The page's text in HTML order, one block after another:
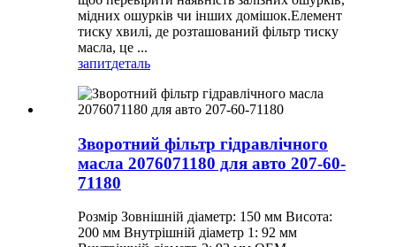
мідних ошурків чи інших домішок.Елемент
тиску хвилі, де розташований фільтр тиску
масла, це ...
запитдеталь
Зворотний фільтр гідравлічного
масла 2076071180 для авто 207-60-
71180
Розмір Зовнішній діаметр: 150 мм Висота:
200 мм Внутрішній діаметр 1: 92 мм